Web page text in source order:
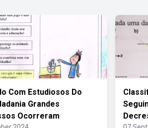
Com Estudiosos Do
Grandes
Ocorreram